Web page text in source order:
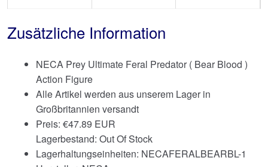
Zusätzliche Information
NECA Prey Ultimate Feral Predator ( Bear Blood )
Action Figure
Alle Artikel werden aus unserem Lager in
Großbritannien versandt
Preis: €47.89 EUR
Lagerbestand: Out Of Stock
Lagerhaltungseinheiten: NECAFERALBEARBL-1